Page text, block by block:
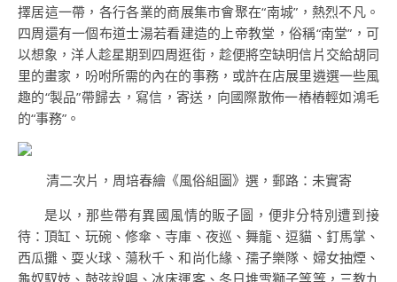
擇居這一帶，各行各業的商展集市會聚在“南城”，熱烈不凡。
四周還有一個布道士湯若看建造的上帝教堂，俗稱“南堂”，可
以想象，洋人趁星期到四周逛街，趁便將空缺明信片交給胡同
里的畫家，吩咐所需的內在的事務，或許在店展里遴選一些風
趣的“製品”帶歸去，寫信，寄送，向國際散佈一樁樁輕如鴻毛
的“事務”。
清二次片，周培春繪《風俗組圖》選，郵路：未實寄
是以，那些帶有異國風情的販子圖，便非分特別遭到接
待：頂缸、玩碗、修傘、寺庫、夜巡、舞龍、逗貓、釘馬掌、
西瓜攤、耍火球、蕩秋千、和尚化緣、孺子樂隊、婦女抽煙、
龜奴馭妓、鼓弦說唱、冰床運客、冬日堆雪獅子等等，三教九